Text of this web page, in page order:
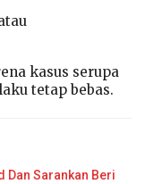
kasus serupa
tetap bebas.
Dan Sarankan Beri